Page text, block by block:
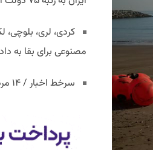
کردی، لری،
مصنوعی برای بقا به
سرخط اخبار / ۱۴ مرداد ۱۴۰۵